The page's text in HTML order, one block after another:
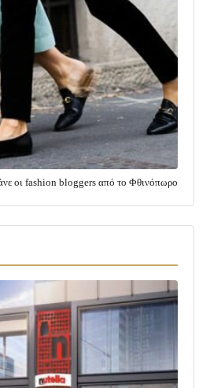
οι fashion bloggers από το Φθινόπωρο